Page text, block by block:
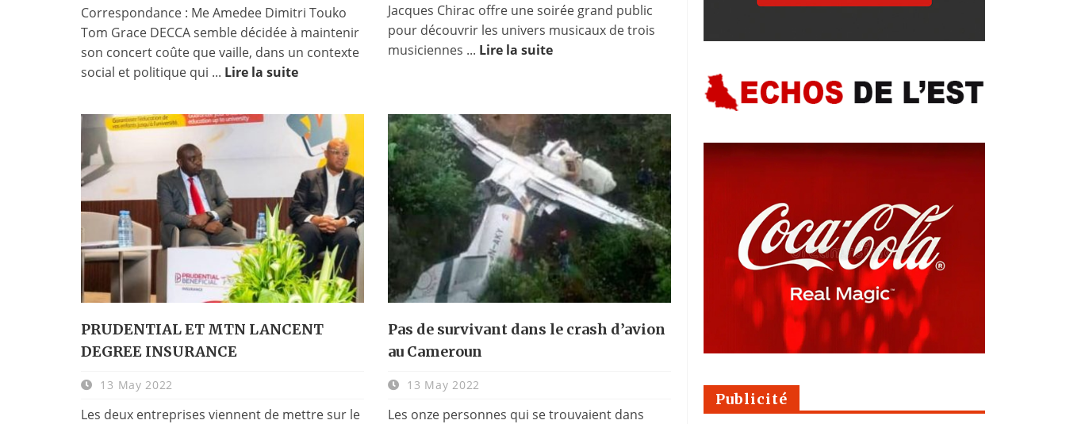
Correspondance : Me Amedee Dimitri Touko
Tom Grace DECCA semble décidée à maintenir
son concert coûte que vaille, dans un contexte
social et politique qui ... Lire la suite
Jacques Chirac offre une soirée grand public
pour découvrir les univers musicaux de trois
musiciennes ... Lire la suite
PRUDENTIAL ET MTN LANCENT
DEGREE INSURANCE
13 May 2022
Les deux entreprises viennent de mettre sur le
Pas de survivant dans le crash d’avion
au Cameroun
13 May 2022
Les onze personnes qui se trouvaient dans
Publicité